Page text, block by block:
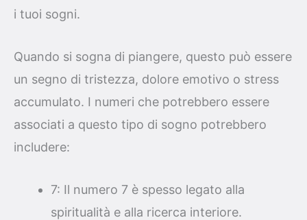
i tuoi sogni.
Quando si sogna di piangere, questo può essere
un segno di tristezza, dolore emotivo o stress
accumulato. I numeri che potrebbero essere
associati a questo tipo di sogno potrebbero
includere:
7: Il numero 7 è spesso legato alla
spiritualità e alla ricerca interiore.